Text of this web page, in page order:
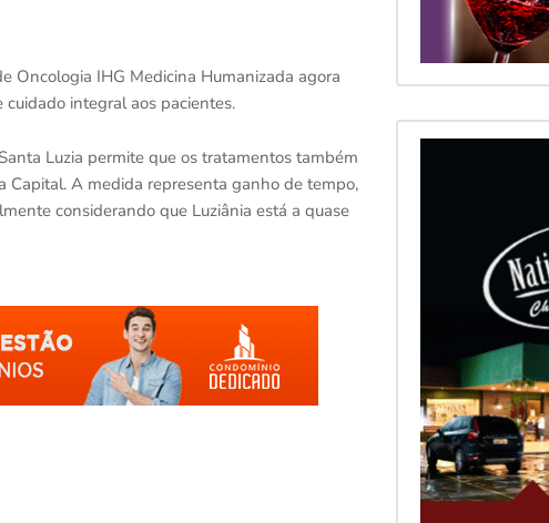
Oncologia IHG Medicina Humanizada agora
integral aos pacientes.
Luzia permite que os tratamentos também
Capital. A medida representa ganho de tempo,
considerando que Luziânia está a quase